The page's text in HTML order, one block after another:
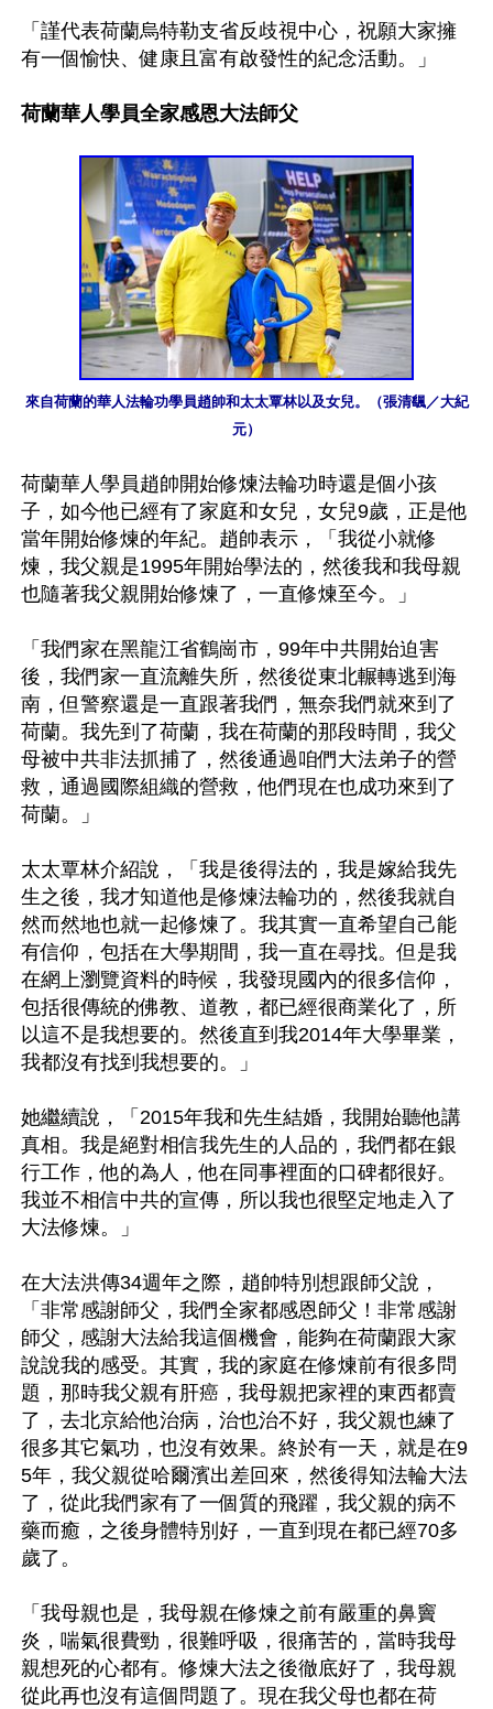
「謹代表荷蘭烏特勒支省反歧視中心，祝願大家擁
有一個愉快、健康且富有啟發性的紀念活動。」
荷蘭華人學員全家感恩大法師父
來自荷蘭的華人法輪功學員趙帥和太太覃林以及女兒。（張清颻／大紀
元）
荷蘭華人學員趙帥開始修煉法輪功時還是個小孩
子，如今他已經有了家庭和女兒，女兒9歲，正是他
當年開始修煉的年紀。趙帥表示，「我從小就修
煉，我父親是1995年開始學法的，然後我和我母親
也隨著我父親開始修煉了，一直修煉至今。」
「我們家在黑龍江省鶴崗市，99年中共開始迫害
後，我們家一直流離失所，然後從東北輾轉逃到海
南，但警察還是一直跟著我們，無奈我們就來到了
荷蘭。我先到了荷蘭，我在荷蘭的那段時間，我父
母被中共非法抓捕了，然後通過咱們大法弟子的營
救，通過國際組織的營救，他們現在也成功來到了
荷蘭。」
太太覃林介紹說，「我是後得法的，我是嫁給我先
生之後，我才知道他是修煉法輪功的，然後我就自
然而然地也就一起修煉了。我其實一直希望自己能
有信仰，包括在大學期間，我一直在尋找。但是我
在網上瀏覽資料的時候，我發現國內的很多信仰，
包括很傳統的佛教、道教，都已經很商業化了，所
以這不是我想要的。然後直到我2014年大學畢業，
我都沒有找到我想要的。」
她繼續說，「2015年我和先生結婚，我開始聽他講
真相。我是絕對相信我先生的人品的，我們都在銀
行工作，他的為人，他在同事裡面的口碑都很好。
我並不相信中共的宣傳，所以我也很堅定地走入了
大法修煉。」
在大法洪傳34週年之際，趙帥特別想跟師父說，
「非常感謝師父，我們全家都感恩師父！非常感謝
師父，感謝大法給我這個機會，能夠在荷蘭跟大家
說說我的感受。其實，我的家庭在修煉前有很多問
題，那時我父親有肝癌，我母親把家裡的東西都賣
了，去北京給他治病，治也治不好，我父親也練了
很多其它氣功，也沒有效果。終於有一天，就是在9
5年，我父親從哈爾濱出差回來，然後得知法輪大法
了，從此我們家有了一個質的飛躍，我父親的病不
藥而癒，之後身體特別好，一直到現在都已經70多
歲了。
「我母親也是，我母親在修煉之前有嚴重的鼻竇
炎，喘氣很費勁，很難呼吸，很痛苦的，當時我母
親想死的心都有。修煉大法之後徹底好了，我母親
從此再也沒有這個問題了。現在我父母也都在荷